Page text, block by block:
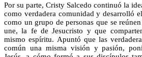
Por su parte, Cristy Salcedo continuó la
como verdadera comunidad y desarrolló
como un grupo de personas que se
une, la fe de Jesucristo y que
mismo espíritu. Apuntó que las
común una misma visión y pasión,